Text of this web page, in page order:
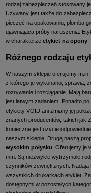
rodzaj zabezpieczeń stosowany
Używany jest także do
pieczęć na opakowaniu, plomba
ujawniająca próby naruszenia.
w charakterze etykiet na opony
Różnego rodzaju
W naszym sklepie oferujemy m.in.
z którego je wykonano, sprawia,
rozrywanie i rozciąganie. Mają
jest łatwym zadaniem. Ponadto
etykiety VOID ani zmiany jej
znanych producentów, takich jak
konieczne jest użycie
naszym sklepie. Drugą naszą
wysokim połysku . Oferujemy je
mm. Są niezwykle wytrzymałe i
czynników zewnętrznych.
wszystkich drukarkach etykiet .
dostępnymi w pozostałych